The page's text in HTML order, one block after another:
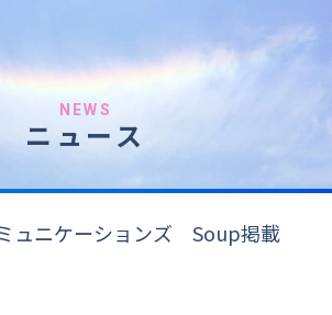
NEWS
ニュース
ュニケーションズ Soup掲載